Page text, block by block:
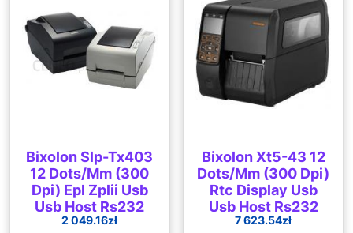
Bixolon Slp-Tx403
12 Dots/Mm (300
Dpi) Epl Zplii Usb
Usb Host Rs232
Ethernet Dark Grey
2 049.16zł
Bixolon Xt5-43 12
Dots/Mm (300 Dpi)
Rtc Display Usb
Usb Host Rs232
Ethernet Black
7 623.54zł